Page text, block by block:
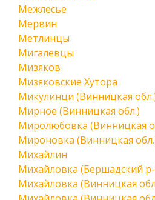
Межлесье
Мервин
Метлинцы
Мигалевцы
Мизяков
Мизяковские Хутора
Микулинци (Винницкая
Мирное (Винницкая обл.)
Миролюбовка (Винницкая
Мироновка (Винницкая
Михайлин
Михайловка (Бершадский
Михайловка (Винницкая